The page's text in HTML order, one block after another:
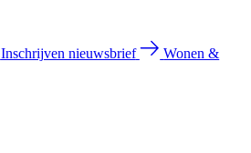
Inschrijven nieuwsbrief
Wonen &